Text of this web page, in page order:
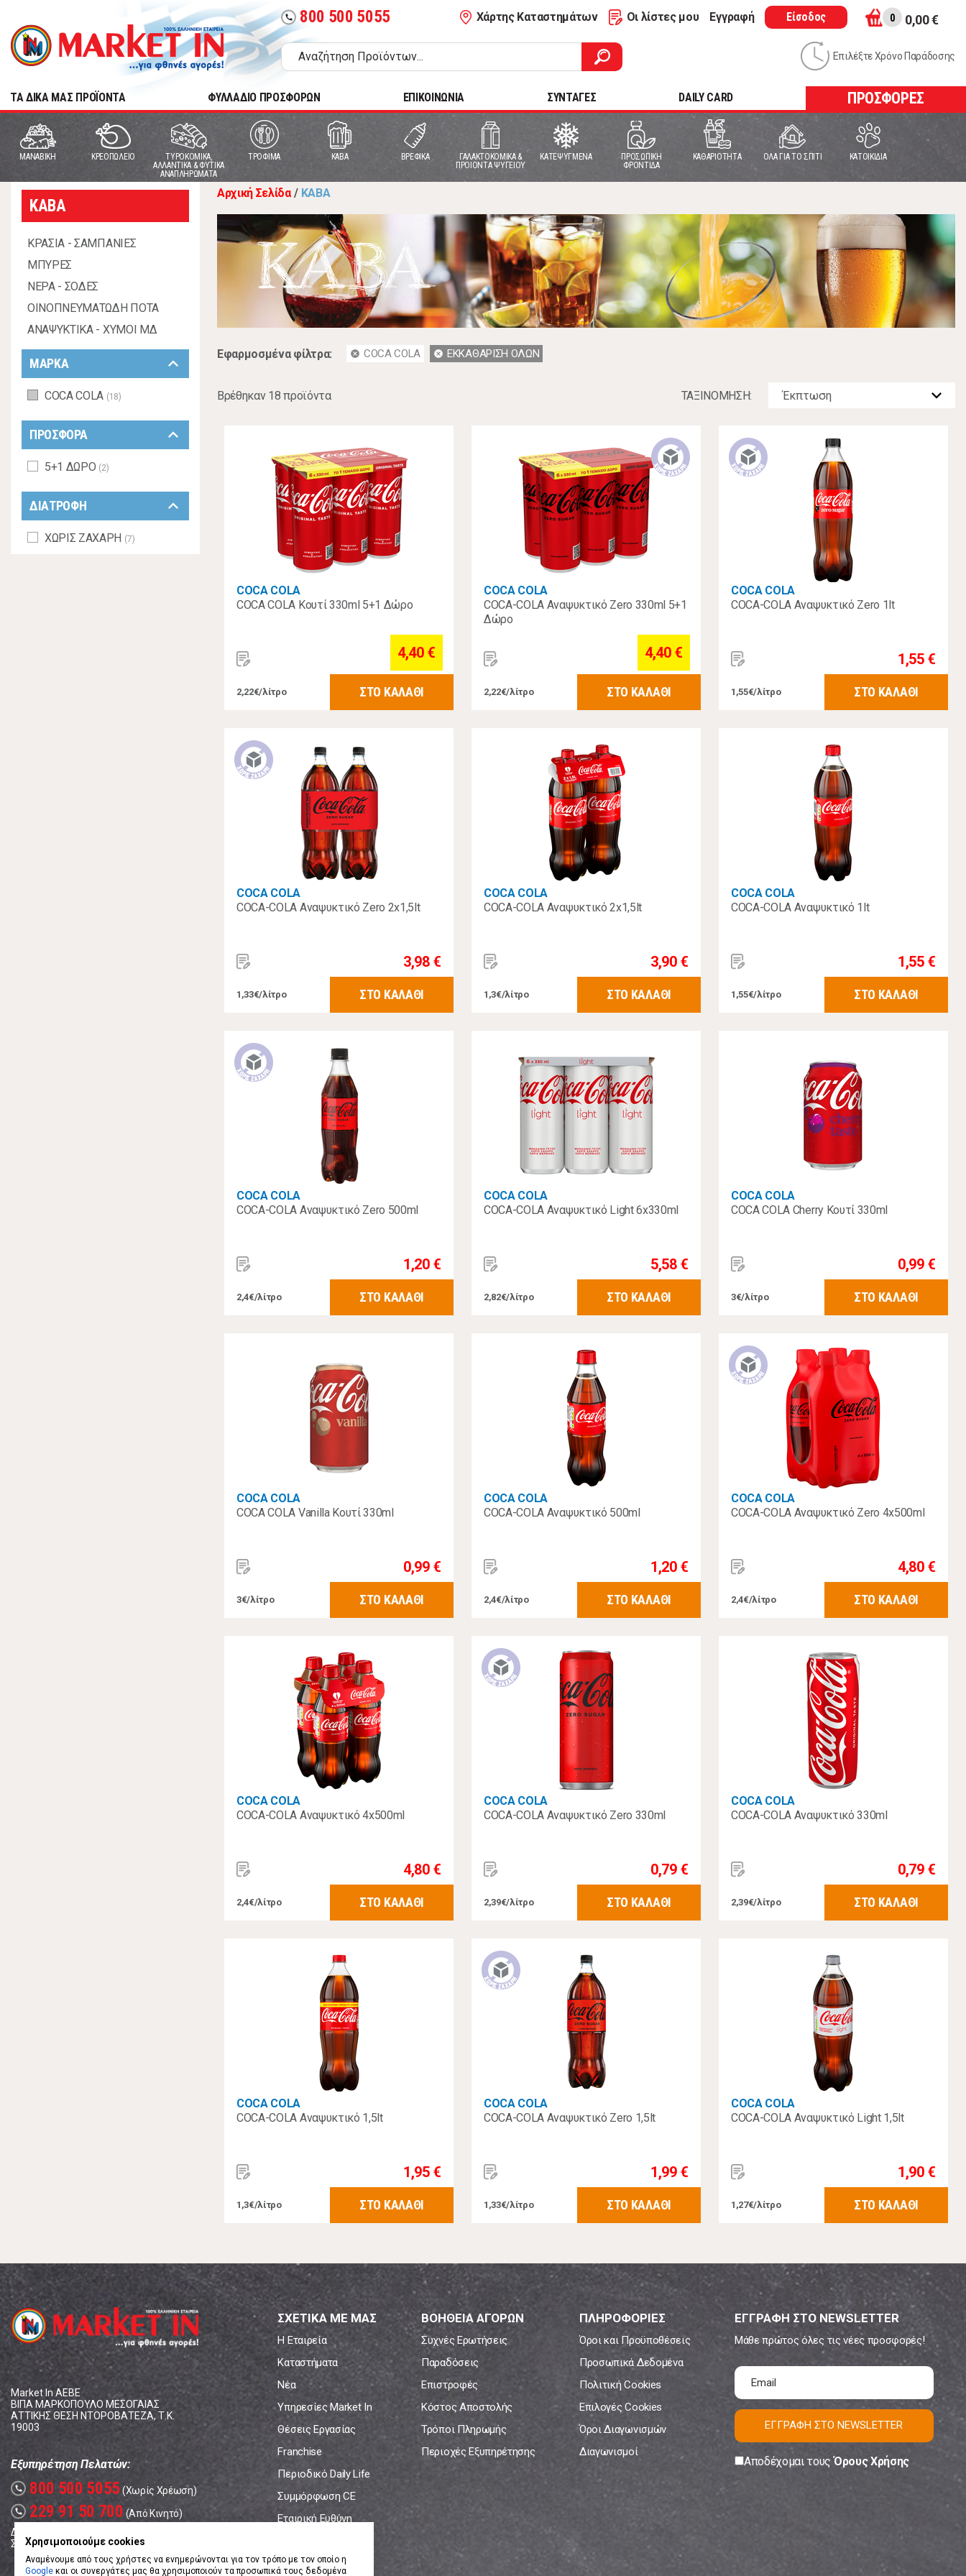
call 800 500 5055 Χάρτης Καταστημάτων Οι λίστες μου Εγγραφή Είσοδος 0 0,00 €
Επιλέξτε Χρόνο Παράδοσης
TA ΔΙΚΑ ΜΑΣ ΠΡΟΪΟΝΤΑ ΦΥΛΛΑΔΙΟ ΠΡΟΣΦΟΡΩΝ ΕΠΙΚΟΙΝΩΝΙΑ ΣΥΝΤΑΓΕΣ DAILY CARD ΠΡΟΣΦΟΡΕΣ
MANABIKH ΚΡΕΟΠΩΛΕΙΟ
ΤΥΡΟΚΟΜΙΚΑ,
ΑΛΛΑΝΤΙΚΑ & ΦΥΤΙΚΑ
ΑΝΑΠΛΗΡΩΜΑΤΑ
ΤΡΟΦΙΜΑ ΚΑΒΑ ΒΡΕΦΙΚΑ
ΓΑΛΑΚΤΟΚΟΜΙΚΑ &
ΠΡΟΙΟΝΤΑ ΨΥΓΕΙΟΥ
ΚΑΤΕΨΥΓΜΕΝΑ
ΠΡΟΣΩΠΙΚΗ
ΦΡΟΝΤΙΔΑ
ΚΑΘΑΡΙΟΤΗΤΑ ΟΛΑ ΓΙΑ ΤΟ ΣΠΙΤΙ ΚΑΤΟΙΚΙΔΙΑ
ΚΑΒΑ
ΚΡΑΣΙΑ - ΣΑΜΠΑΝΙΕΣ
ΜΠΥΡΕΣ
ΝΕΡΑ - ΣΟΔΕΣ
ΟΙΝΟΠΝΕΥΜΑΤΩΔΗ ΠΟΤΑ
ΑΝΑΨΥΚΤΙΚΑ - ΧΥΜΟΙ ΜΔ
ΜΑΡΚΑ keyboard_arrow_down
COCA COLA (18)
ΠΡΟΣΦΟΡΑ keyboard_arrow_down
5+1 ΔΩΡΟ (2)
ΔΙΑΤΡΟΦΗ keyboard_arrow_down
ΧΩΡΙΣ ΖΑΧΑΡΗ (7)
Αρχική Σελίδα / ΚΑΒΑ
ΚΑΒΑ
Εφαρμοσμένα φίλτρα: cancel COCA COLA cancel ΕΚΚΑΘΑΡΙΣΗ ΟΛΩΝ
Βρέθηκαν 18 προϊόντα ΤΑΞΙΝOΜΗΣΗ:
COCA COLA
COCA COLA Κουτί 330ml 5+1 Δώρο
4,40 €
2,22€/λίτρο ΣΤΟ ΚΑΛΑΘΙ
COCA COLA
COCA-COLA Αναψυκτικό Zero 330ml 5+1
Δώρο
4,40 €
2,22€/λίτρο ΣΤΟ ΚΑΛΑΘΙ
COCA COLA
COCA-COLA Αναψυκτικό Zero 1lt
1,55 €
1,55€/λίτρο ΣΤΟ ΚΑΛΑΘΙ
COCA COLA
COCA-COLA Αναψυκτικό Zero 2x1,5lt
3,98 €
1,33€/λίτρο ΣΤΟ ΚΑΛΑΘΙ
COCA COLA
COCA-COLA Αναψυκτικό 2x1,5lt
3,90 €
1,3€/λίτρο ΣΤΟ ΚΑΛΑΘΙ
COCA COLA
COCA-COLA Αναψυκτικό 1lt
1,55 €
1,55€/λίτρο ΣΤΟ ΚΑΛΑΘΙ
COCA COLA
COCA-COLA Αναψυκτικό Zero 500ml
1,20 €
2,4€/λίτρο ΣΤΟ ΚΑΛΑΘΙ
COCA COLA
COCA-COLA Αναψυκτικό Light 6x330ml
5,58 €
2,82€/λίτρο ΣΤΟ ΚΑΛΑΘΙ
COCA COLA
COCA COLA Cherry Κουτί 330ml
0,99 €
3€/λίτρο ΣΤΟ ΚΑΛΑΘΙ
COCA COLA
COCA COLA Vanilla Κουτί 330ml
0,99 €
3€/λίτρο ΣΤΟ ΚΑΛΑΘΙ
COCA COLA
COCA-COLA Αναψυκτικό 500ml
1,20 €
2,4€/λίτρο ΣΤΟ ΚΑΛΑΘΙ
COCA COLA
COCA-COLA Αναψυκτικό Zero 4x500ml
4,80 €
2,4€/λίτρο ΣΤΟ ΚΑΛΑΘΙ
COCA COLA
COCA-COLA Αναψυκτικό 4x500ml
4,80 €
2,4€/λίτρο ΣΤΟ ΚΑΛΑΘΙ
COCA COLA
COCA-COLA Αναψυκτικό Zero 330ml
0,79 €
2,39€/λίτρο ΣΤΟ ΚΑΛΑΘΙ
COCA COLA
COCA-COLA Αναψυκτικό 330ml
0,79 €
2,39€/λίτρο ΣΤΟ ΚΑΛΑΘΙ
COCA COLA
COCA-COLA Αναψυκτικό 1,5lt
1,95 €
1,3€/λίτρο ΣΤΟ ΚΑΛΑΘΙ
COCA COLA
COCA-COLA Αναψυκτικό Zero 1,5lt
1,99 €
1,33€/λίτρο ΣΤΟ ΚΑΛΑΘΙ
COCA COLA
COCA-COLA Αναψυκτικό Light 1,5lt
1,90 €
1,27€/λίτρο ΣΤΟ ΚΑΛΑΘΙ
Market In ΑΕΒΕ
ΒΙΠΑ ΜΑΡΚΟΠΟΥΛΟ ΜΕΣΟΓΑΙΑΣ
ΑΤΤΙΚΗΣ ΘΕΣΗ ΝΤΟΡΟΒΑΤΕΖΑ, Τ.Κ.
19003
Εξυπηρέτηση Πελατών:
call 800 500 5055 (Χωρίς Χρέωση)
call 229 91 50 700 (Από Κινητό)
Δευτέρα - Παρασκευή: 08:00 - 17:00
Σάββατο: 08:00 – 14:00
ΣΧΕΤΙΚΑ ΜΕ ΜΑΣ
Η Εταιρεία
Καταστήματα
Νέα
Υπηρεσίες Market In
Θέσεις Εργασίας
Franchise
Περιοδικό Daily Life
Συμμόρφωση CE
Εταιρική Ευθύνη
ΒΟΗΘΕΙΑ ΑΓΟΡΩΝ
Συχνές Ερωτήσεις
Παραδόσεις
Επιστροφές
Κόστος Αποστολής
Τρόποι Πληρωμής
Περιοχές Εξυπηρέτησης
ΠΛΗΡΟΦΟΡΙΕΣ
Όροι και Προϋποθέσεις
Προσωπικά Δεδομένα
Πολιτική Cookies
Επιλογές Cookies
Όροι Διαγωνισμών
Διαγωνισμοί
ΕΓΓΡΑΦΗ ΣΤΟ NEWSLETTER
Μάθε πρώτος όλες τις νέες προσφορές!
ΕΓΓΡΑΦΗ ΣΤΟ NEWSLETTER
Αποδέχομαι τουςΌρους Χρήσης
Χρησιμοποιούμε cookies
Αναμένουμε από τους χρήστες να ενημερώνονται για τον τρόπο με τον οποίο η
Google και οι συνεργάτες μας θα χρησιμοποιούν τα προσωπικά τους δεδομένα